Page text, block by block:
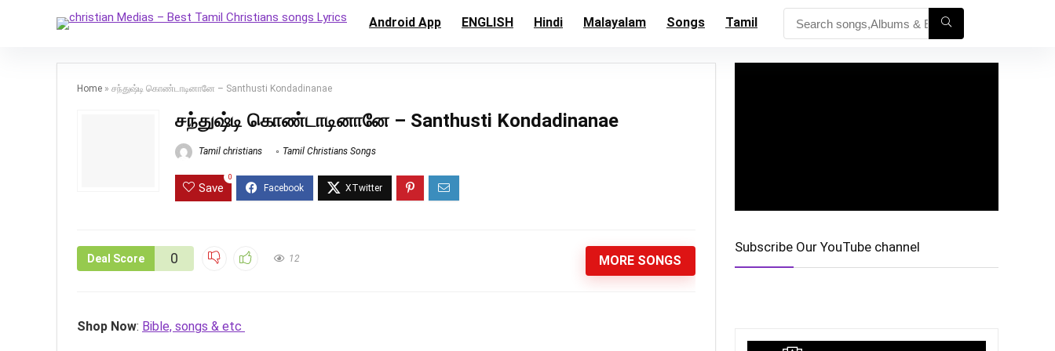
Android App ENGLISH Hindi Malayalam Songs Tamil
Home » சந்துஷ்டி கொண்டாடினானே – Santhusti Kondadinanae
சந்துஷ்டி கொண்டாடினானே – Santhusti Kondadinanae
Tamil christians Tamil Christians Songs
Save
0
Deal Score 0 12 MORE SONGS
Shop Now: Bible, songs & etc
Subscribe Our YouTube channel